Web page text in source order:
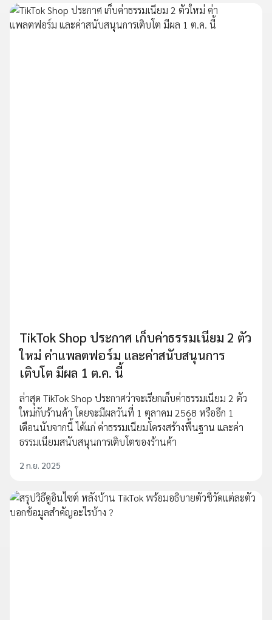
TikTok Shop ประกาศ เก็บค่าธรรมเนียม 2 ตัว
ใหม่ ค่าแพลตฟอร์ม และค่าสนับสนุนการ
เติบโต มีผล 1 ต.ค. นี้
ล่าสุด TikTok Shop ประกาศว่าจะเรียกเก็บค่าธรรมเนียม 2 ตัว
ใหม่กับร้านค้า โดยจะมีผลวันที่ 1 ตุลาคม 2568 หรืออีก 1
เดือนนับจากนี้ ได้แก่ ค่าธรรมเนียมโครงสร้างพื้นฐาน และค่า
ธรรมเนียมสนับสนุนการเติบโตของร้านค้า
2 ก.ย. 2025